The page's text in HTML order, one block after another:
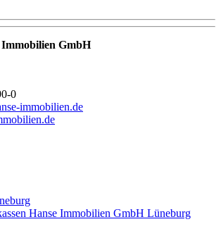
Immobilien GmbH
0
immobilien.de
Hanse Immobilien GmbH Lüneburg